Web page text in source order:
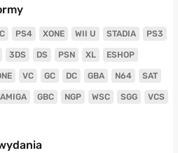
PS4 XONE WII U STADIA PS3
3DS DS PSN XL ESHOP
VC GC DC GBA N64 SAT
AMIGA GBC NGP WSC SGG VCS